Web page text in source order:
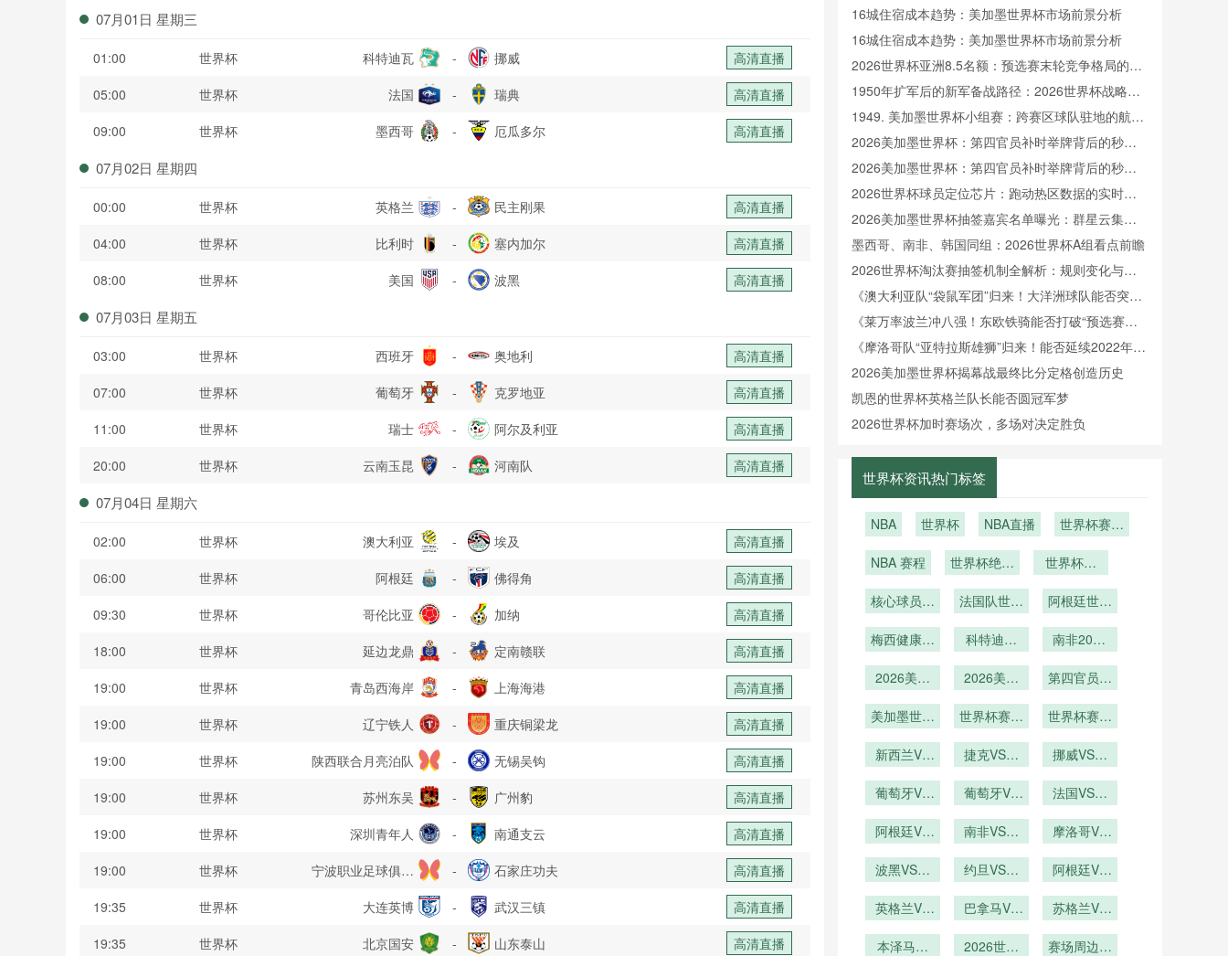
07月01日 星期三
01:00 世界杯 科特迪瓦 - 挪威
高清直播
05:00
世界杯 法国 - 瑞典
高清直播
09:00
世界杯 墨西哥 - 厄瓜多尔 高清直播
07月02日 星期四
00:00 世界杯 英格兰 - 民主刚果
高清直播
04:00
世界杯 比利时 - 塞内加尔
高清直播
08:00
世界杯 美国 - 波黑 高清直播
07月03日 星期五
03:00 世界杯 西班牙 - 奥地利
高清直播
07:00
世界杯 葡萄牙 - 克罗地亚
高清直播
11:00
世界杯 瑞士 - 阿尔及利亚
高清直播
20:00
世界杯 云南玉昆 - 河南队 高清直播
07月04日 星期六
02:00 世界杯 澳大利亚 - 埃及
高清直播
06:00
世界杯 阿根廷 - 佛得角
高清直播
09:30
世界杯 哥伦比亚 - 加纳
高清直播
18:00
世界杯 延边龙鼎 - 定南赣联
高清直播
19:00
世界杯 青岛西海岸 - 上海海港
高清直播
19:00
世界杯 辽宁铁人 - 重庆铜梁龙
高清直播
19:00
世界杯 陕西联合月亮泊队 - 无锡吴钩
高清直播
19:00
世界杯 苏州东吴 - 广州豹
高清直播
19:00
世界杯 深圳青年人 - 南通支云
高清直播
19:00
世界杯
宁波职业足球俱乐
部
- 石家庄功夫
高清直播
19:35
世界杯 大连英博 - 武汉三镇
高清直播
19:35
世界杯 北京国安 - 山东泰山
高清直播
率优化
16城住宿成本趋势：美加墨世界杯市场前景分析
16城住宿成本趋势：美加墨世界杯市场前景分析
2026世界杯亚洲8.5名额：预选赛末轮竞争格局的隐
性重构
1950年扩军后的新军备战路径：2026世界杯战略审
视
1949. 美加墨世界杯小组赛：跨赛区球队驻地的航线
规划与效率优化方案
2026美加墨世界杯：第四官员补时举牌背后的秒级
精度革命
2026美加墨世界杯：第四官员补时举牌背后的秒级
精度革命
2026世界杯球员定位芯片：跑动热区数据的实时回
传解析
2026美加墨世界杯抽签嘉宾名单曝光：群星云集闪
耀全场
墨西哥、南非、韩国同组：2026世界杯A组看点前瞻
2026世界杯淘汰赛抽签机制全解析：规则变化与分
组逻辑
《澳大利亚队“袋鼠军团”归来！大洋洲球队能否突
围？》
《莱万率波兰冲八强！东欧铁骑能否打破“预选赛之
王”魔咒？》
《摩洛哥队“亚特拉斯雄狮”归来！能否延续2022年黑
马本色？》
2026美加墨世界杯揭幕战最终比分定格创造历史
凯恩的世界杯英格兰队长能否圆冠军梦
2026世界杯加时赛场次，多场对决定胜负
世界杯资讯热门标签
NBA 世界杯 NBA直播
世界杯赛后
踩坏汽车
NBA 赛程
世界杯绝杀
进球拯救球
世界杯伤
星因伤提前
核心球员健
法国队世界
阿根廷世界
梅西健康关
科特迪瓦
杯能否重现
光？
南非2026
创造历史？
2026美加
办城市机场
2026美加
办城市旅游
涨
第四官员举
确到秒的时
加墨世界杯
美加墨世界
界杯成绩与
出线的关联
世界杯赛后
豹滑行
世界杯赛后
牛温顺
新西兰VS
西兰VS埃
捷克VS墨
VS墨西哥
挪威VS塞
VS塞内加
葡萄牙VS
坦直播葡萄
别克斯坦在
葡萄牙VS
坦葡萄牙
克斯坦直播
法国VS伊
VS伊拉克
阿根廷VS
廷VS奥地
南非VS韩
VS韩国在
摩洛哥VS
VS海地直
波黑VS卡
VS卡塔尔
约旦VS阿
旦VS阿尔
阿根廷VS
阿根廷VS
直播
英格兰VS
格兰VS加
巴拿马VS
拿马VS克
苏格兰VS
VS巴西直
本泽马绝
2026世界
赛场周边美